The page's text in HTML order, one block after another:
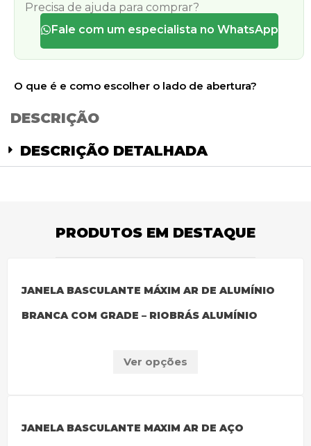
Precisa de ajuda para comprar?
Fale com um especialista no WhatsApp
O que é e como escolher o lado de abertura?
DESCRIÇÃO
DESCRIÇÃO DETALHADA
PRODUTOS EM DESTAQUE
JANELA BASCULANTE MÁXIM AR DE ALUMÍNIO
BRANCA COM GRADE – RIOBRÁS ALUMÍNIO
Ver opções
JANELA BASCULANTE MAXIM AR DE AÇO